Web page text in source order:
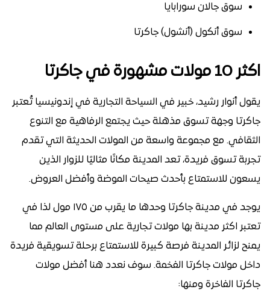
سوق جالان سورابايا
سوق أنكول (أنشول) جاكرتا
اكثر 10 مولات مشهورة في جاكرتا
يقول أنوار رشيد، خبير في السياحة التجارية في إندونيسيا تُعتبر
جاكرتا وجهة تسوق مذهلة حيث يجتمع الرفاهية مع التنوع
الثقافي. مع مجموعة واسعة من المولات الحديثة التي تقدم
تجربة تسوق فريدة، تعد المدينة مكانًا مثاليًا للزوار الذين
يسعون للاستمتاع بأحدث صيحات الموضة وأفضل العروض.
يوجد في مدينة جاكرتا وحدها ما يقرب من ١٧٥ مول لذا في
تعتبر اكثر مدينة بها مولات تجارية على مستوى العالم مما
يمنح لزائر المدينة فرصة كبيرة للاستمتاع برحلة تسويقية فريدة
داخل مولات جاكرتا الفخمة. سوف نعدد هنا أفضل مولات
جاكرتا الفاخرة ومنها: